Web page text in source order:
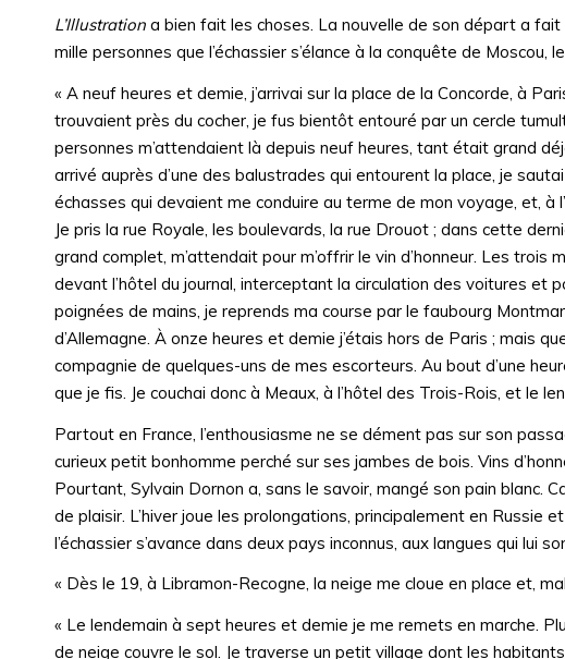
L’Illustration a bien fait les choses. La nouvelle de son départ a
mille personnes que l’échassier s’élance à la conquête de Moscou,
« A neuf heures et demie, j’arrivai sur la place de la Concorde, à
trouvaient près du cocher, je fus bientôt entouré par un cercle
personnes m’attendaient là depuis neuf heures, tant était grand
arrivé auprès d’une des balustrades qui entourent la place, je
échasses qui devaient me conduire au terme de mon voyage, et, à
Je pris la rue Royale, les boulevards, la rue Drouot ; dans cette
grand complet, m’attendait pour m’offrir le vin d’honneur. Les
devant l’hôtel du journal, interceptant la circulation des voitures et
poignées de mains, je reprends ma course par le faubourg
d’Allemagne. À onze heures et demie j’étais hors de Paris ; mais
compagnie de quelques-uns de mes escorteurs. Au bout d’une
que je fis. Je couchai donc à Meaux, à l’hôtel des Trois-Rois, et le
Partout en France, l’enthousiasme ne se dément pas sur son
curieux petit bonhomme perché sur ses jambes de bois. Vins
Pourtant, Sylvain Dornon a, sans le savoir, mangé son pain blanc.
de plaisir. L’hiver joue les prolongations, principalement en
l’échassier s’avance dans deux pays inconnus, aux langues qui
« Dès le 19, à Libramon-Recogne, la neige me cloue en place et,
« Le lendemain à sept heures et demie je me remets en marche.
de neige couvre le sol. Je traverse un petit village dont les